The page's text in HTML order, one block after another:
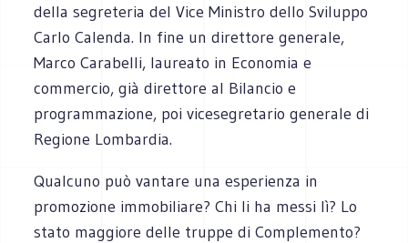
della segreteria del Vice Ministro dello Sviluppo
Carlo Calenda. In fine un direttore generale,
Marco Carabelli, laureato in Economia e
commercio, già direttore al Bilancio e
programmazione, poi vicesegretario generale di
Regione Lombardia.
Qualcuno può vantare una esperienza in
promozione immobiliare? Chi li ha messi lì? Lo
stato maggiore delle truppe di Complemento?